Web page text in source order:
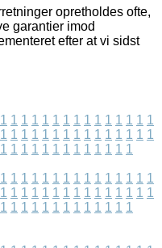
opretholdes ofte,
garantier imod
efter at vi sidst
1 1 1 1 1 1 1 1 1 1 1 1 1 1 1
1 1 1 1 1 1 1 1 1 1 1 1 1 1 1
1 1 1 1 1 1 1 1 1 1 1 1 1
1 1 1 1 1 1 1 1 1 1 1 1 1 1 1
1 1 1 1 1 1 1 1 1 1 1 1 1 1 1
1 1 1 1 1 1 1 1 1 1 1 1 1